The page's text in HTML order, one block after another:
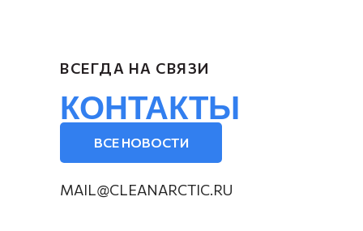
ВСЕ НОВОСТИ
КОНТАКТЫ
ВСЕГДА НА СВЯЗИ
MAIL@CLEANARCTIC.RU